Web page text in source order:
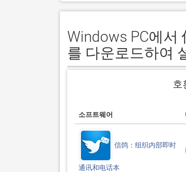
Windows PC에서
를 다운로드하여
호
소프트웨어
信鸽：组织内部即时
通讯和电话本